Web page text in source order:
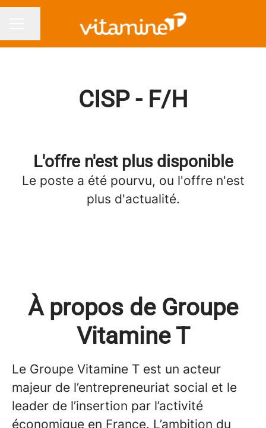
MENU CARRIÈRE
Partager la page
CISP - F/H
L'offre n'est plus disponible
Le poste a été pourvu, ou l'offre n'est
plus d'actualité.
À propos de Groupe
Vitamine T
Le Groupe Vitamine T est un acteur
majeur de l’entrepreneuriat social et le
leader de l’insertion par l’activité
économique en France. L’ambition du